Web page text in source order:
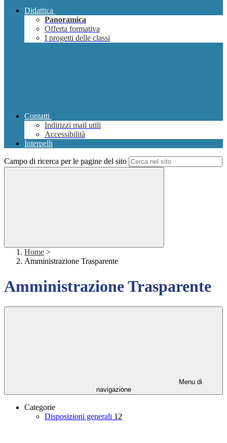
Didattica
Panoramica
Offerta formativa
I progetti delle classi
Contatti
Indirizzi mail utili
Accessibilità
Interpelli
Campo di ricerca per le pagine del sito
Home >
Amministrazione Trasparente
Amministrazione Trasparente
Menu di
navigazione
Categorie
Disposizioni generali 12